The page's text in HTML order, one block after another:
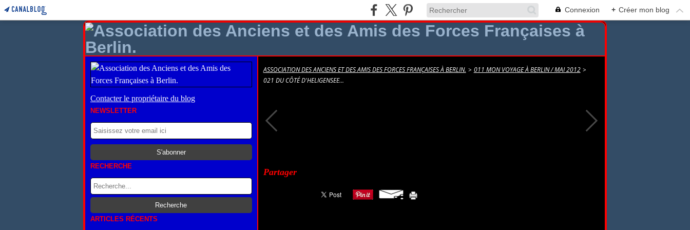
Connexion + Créer mon blog
Contacter le propriétaire du blog
NEWSLETTER
RECHERCHE
ARTICLES RÉCENTS
ASSOCIATION DES ANCIENS ET DES AMIS DES FORCES FRANÇAISES À BERLIN. > 011 MON VOYAGE À BERLIN / MAI 2012 >
021 DU CÔTÉ D'HELIGENSEE...
Partager